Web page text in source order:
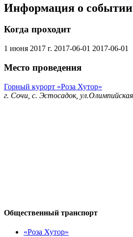
Информация о событии
Когда проходит
1 июня 2017 г. 2017-06-01 2017-06-01
Место проведения
Горный курорт «Роза Хутор»
г. Сочи, с. Эстосадок,
Общественный транспорт
«Роза Хутор»